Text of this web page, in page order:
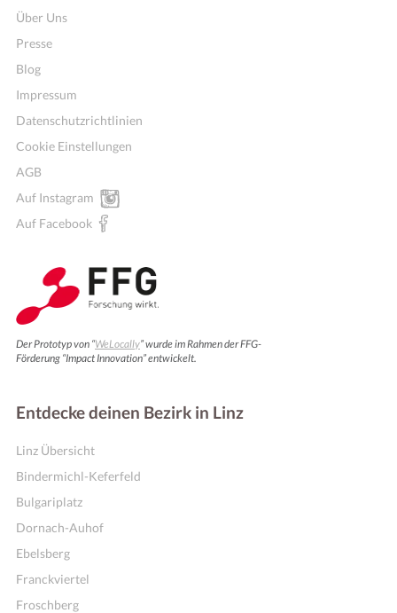
Über Uns
Presse
Blog
Impressum
Datenschutzrichtlinien
Cookie Einstellungen
AGB
Auf Instagram
Auf Facebook
Der Prototyp von “WeLocally” wurde im Rahmen der FFG-
Förderung “Impact Innovation” entwickelt.
Entdecke deinen Bezirk in Linz
Linz Übersicht
Bindermichl-Keferfeld
Bulgariplatz
Dornach-Auhof
Ebelsberg
Franckviertel
Froschberg